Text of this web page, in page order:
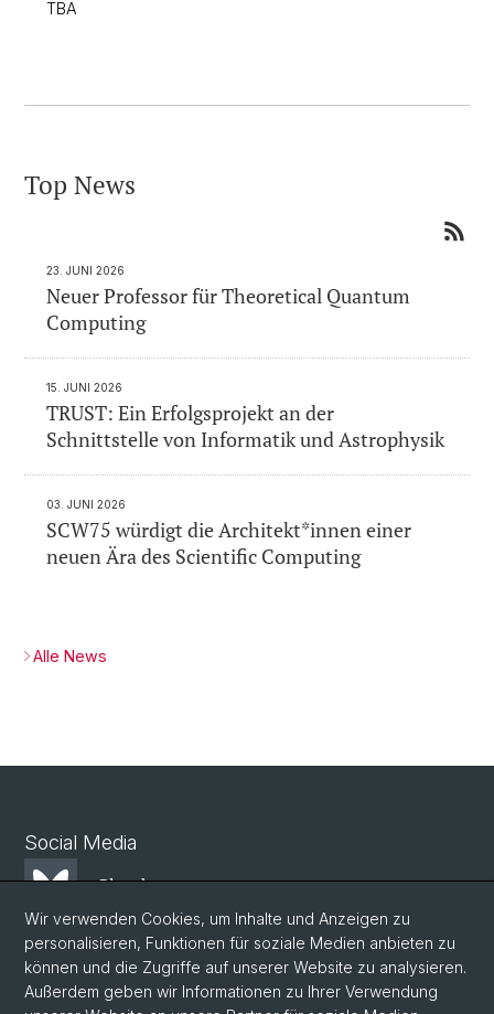
TBA
Top News
23. JUNI 2026
Neuer Professor für Theoretical Quantum
Computing
15. JUNI 2026
TRUST: Ein Erfolgsprojekt an der
Schnittstelle von Informatik und Astrophysik
03. JUNI 2026
SCW75 würdigt die Architekt*innen einer
neuen Ära des Scientific Computing
Alle News
Social Media
Bluesky
Mastodon
Wir verwenden Cookies, um Inhalte und Anzeigen zu
personalisieren, Funktionen für soziale Medien anbieten zu
können und die Zugriffe auf unserer Website zu analysieren.
Außerdem geben wir Informationen zu Ihrer Verwendung